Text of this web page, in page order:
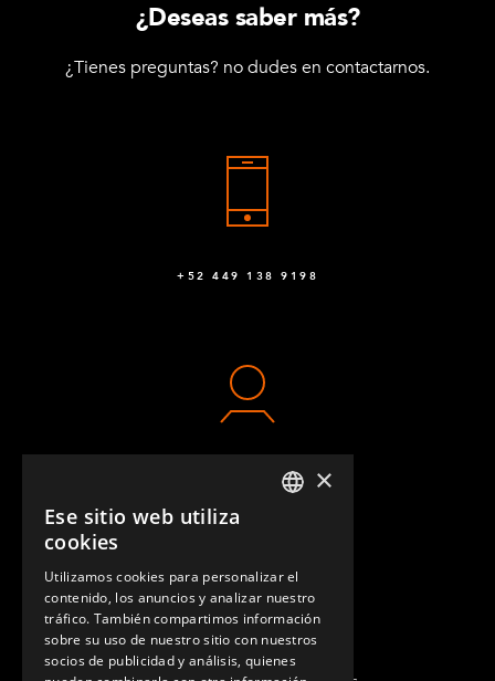
¿Deseas saber más?
¿Tienes preguntas? no dudes en contactarnos.
+52 449 138 9198
CONTACTO ×
Ese sitio web utiliza
cookies
Utilizamos cookies para personalizar el
contenido, los anuncios y analizar nuestro
tráfico. También compartimos información
sobre su uso de nuestro sitio con nuestros
socios de publicidad y análisis, quienes